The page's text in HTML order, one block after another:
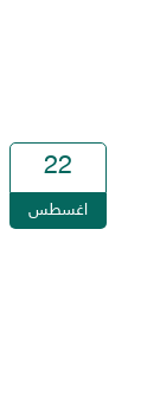
22
اغسطس